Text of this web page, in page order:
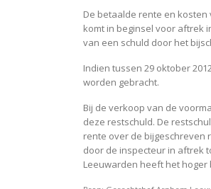
De betaalde rente en
komt in beginsel voor aftrek
van een schuld door het
Indien tussen 29 oktober
worden gebracht.
Bij de verkoop van de
deze restschuld. De
rente over de bijgeschreven
door de inspecteur in aftrek
Leeuwarden heeft het